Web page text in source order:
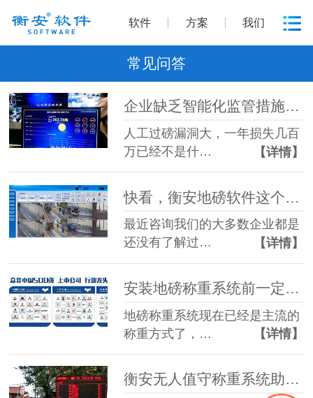
软件 方案 我们
常见问答
企业缺乏智能化监管措施，过磅管理漏洞大 称重系统怎么解决？
人工过磅漏洞大，一年损失几百
万已经不是什…
【详情】
最近咨询我们的大多数企业都是
还没有了解过…
【详情】
安装地磅称重系统前一定要考虑的3件事你知道吗？
地磅称重系统现在已经是主流的
称重方式了，…
【详情】
衡安无人值守称重系统助力企业高效过磅，避免交通堵塞